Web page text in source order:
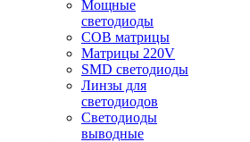
Мощные
светодиоды
COB матрицы
Матрицы 220V
SMD светодиоды
Линзы для
светодиодов
Светодиоды
выводные